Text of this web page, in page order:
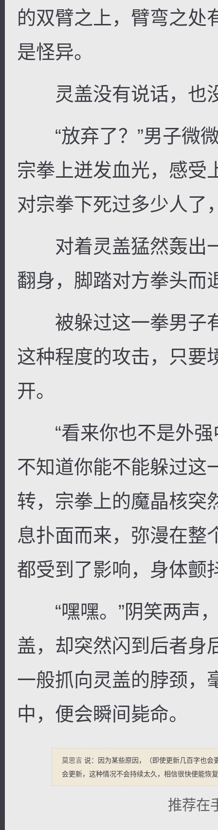
的双臂之上，臂弯之处
是怪异。
灵盖没有说话，也
“放弃了？”男子微微
宗拳上迸发血光，感受
对宗拳下死过多少人了
对着灵盖猛然轰出
翻身，脚踏对方拳头而
被躲过这一拳男子
这种程度的攻击，只要
开。
“看来你也不是外强
不知道你能不能躲过这
转，宗拳上的魔晶核突
息扑面而来，弥漫在整
都受到了影响，身体颤
“嘿嘿。”阴笑两声，
盖，却突然闪到后者身
一般抓向灵盖的脖颈，
中，便会瞬间毙命。
莫思言 说：因为某些原因，（即使更新几百字也会
会更新，这种情况不会持续太久，相信很快便能恢
推荐在